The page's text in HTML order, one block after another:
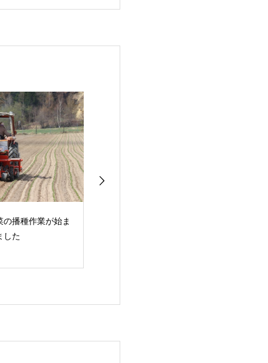
の播種作業が始ま
した